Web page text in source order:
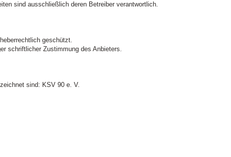
sind ausschließlich deren Betreiber verantwortlich.
geschützt.
schriftlicher Zustimmung des Anbieters.
sind: KSV 90 e. V.